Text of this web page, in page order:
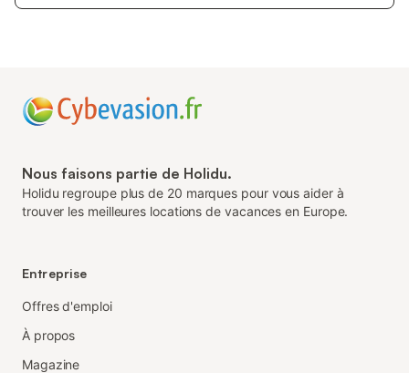
Nous faisons partie de Holidu.
Holidu regroupe plus de 20 marques pour vous aider à
trouver les meilleures locations de vacances en Europe.
Entreprise
Offres d'emploi
À propos
Magazine